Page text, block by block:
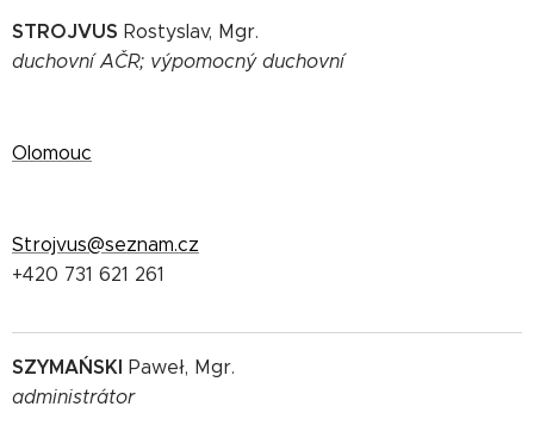
STROJVUS Rostyslav, Mgr.
duchovní AČR; výpomocný duchovní
Olomouc
Strojvus@seznam.cz
+420 731 621 261
SZYMAŃSKI Paweł, Mgr.
administrátor